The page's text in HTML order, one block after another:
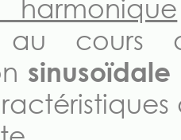
harmonique
au
sinusoïdale